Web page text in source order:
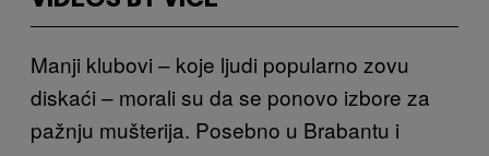
Manji klubovi – koje ljudi popularno zovu
diskaći – morali su da se ponovo izbore za
pažnju mušterija. Posebno u Brabantu i